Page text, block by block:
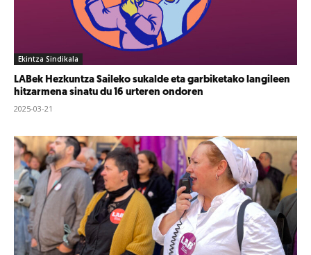
Ekintza Sindikala
LABek Hezkuntza Saileko sukalde eta garbiketako langileen
hitzarmena sinatu du 16 urteren ondoren
2025-03-21